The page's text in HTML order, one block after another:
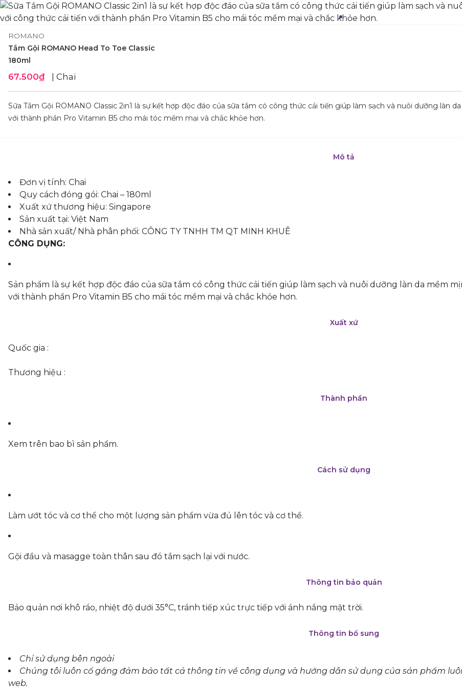
ROMANO
Tắm Gội ROMANO Head To Toe Classic
180ml
67.500₫ | Chai
Sữa Tắm Gội ROMANO Classic 2in1 là sự kết hợp độc đáo của sữa tắm có công thức cải tiến giúp làm sạch và nuôi dưỡng làn
với thành phần Pro Vitamin B5 cho mái tóc mềm mại và chắc khỏe hơn.
Mô tả
Đơn vị tính: Chai
Quy cách đóng gói: Chai – 180ml
Xuất xứ thương hiệu: Singapore
Sản xuất tại: Việt Nam
Nhà sản xuất/ Nhà phân phối: CÔNG TY TNHH TM QT MINH KHUÊ
CÔNG DỤNG:
Sản phẩm là sự kết hợp độc đáo của sữa tắm có công thức cải tiến giúp làm sạch và nuôi dưỡng làn da mềm
với thành phần Pro Vitamin B5 cho mái tóc mềm mại và chắc khỏe hơn.
Xuất xứ
Quốc gia :
Thương hiệu :
Thành phần
Xem trên bao bì sản phẩm.
Cách sử dụng
Làm ướt tóc và cơ thể cho một lượng sản phẩm vừa đủ lên tóc và cơ thể.
Gội đầu và masagge toàn thân sau đó tắm sạch lại với nước.
Thông tin bảo quản
Bảo quản nơi khô ráo, nhiệt độ dưới 35°C, tránh tiếp xúc trực tiếp với ánh nắng mặt trời.
Thông tin bổ sung
Chỉ sử dụng bên ngoài
Chúng tôi luôn cố gắng đảm bảo tất cả thông tin về công dụng và hướng dẫn sử dụng của sản phẩm
web.